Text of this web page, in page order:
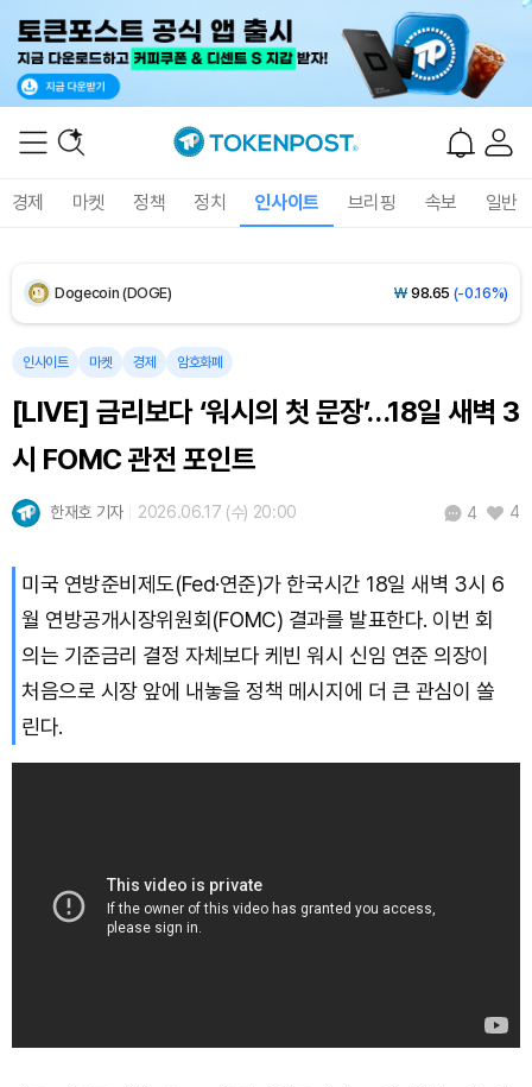
경제 마켓 정책 정치 인사이트 브리핑 속보 일반
Solana (SOL) ₩108,409(+0.89%)
Bitcoin (BTC) 91,826,446(+0.57%)
인사이트 마켓 경제 암호화폐
[LIVE] 금리보다 ‘워시의 첫 문장’…18일 새벽 3
시 FOMC 관전 포인트
한재호 기자 2026.06.17 (수) 20:00 4 4
미국 연방준비제도(Fed·연준)가 한국시간 18일 새벽 3시 6
월 연방공개시장위원회(FOMC) 결과를 발표한다. 이번 회
의는 기준금리 결정 자체보다 케빈 워시 신임 연준 의장이
처음으로 시장 앞에 내놓을 정책 메시지에 더 큰 관심이 쏠
린다.